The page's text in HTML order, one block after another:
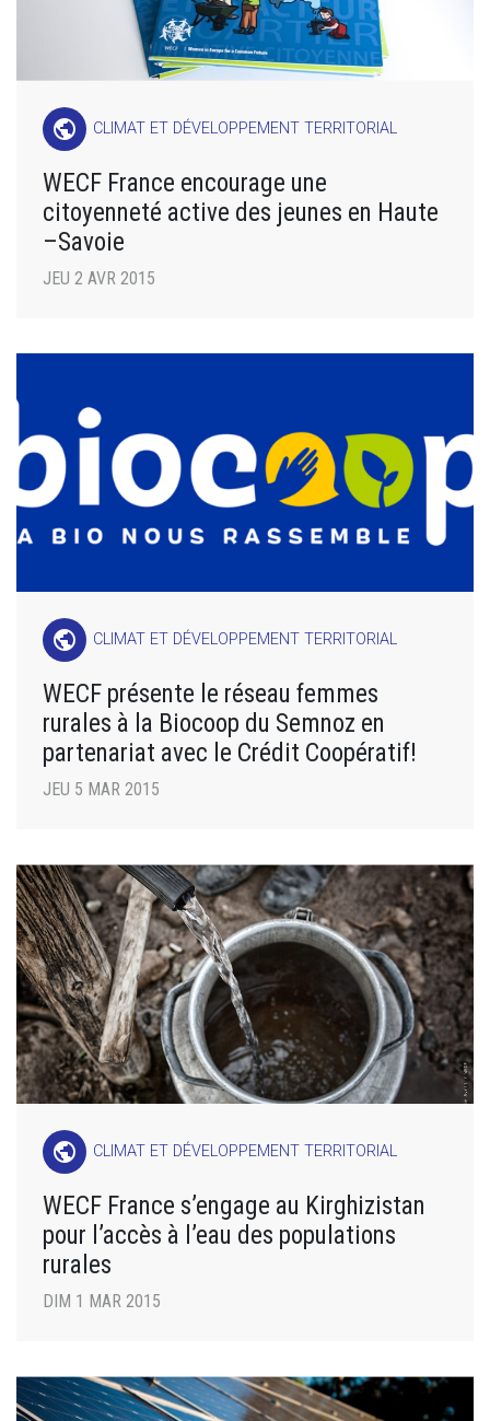
public CLIMAT ET DÉVELOPPEMENT TERRITORIAL
WECF France encourage une
citoyenneté active des jeunes en Haute
–Savoie
JEU 2 AVR 2015
public CLIMAT ET DÉVELOPPEMENT TERRITORIAL
WECF présente le réseau femmes
rurales à la Biocoop du Semnoz en
partenariat avec le Crédit Coopératif!
JEU 5 MAR 2015
public CLIMAT ET DÉVELOPPEMENT TERRITORIAL
WECF France s’engage au Kirghizistan
pour l’accès à l’eau des populations
rurales
DIM 1 MAR 2015